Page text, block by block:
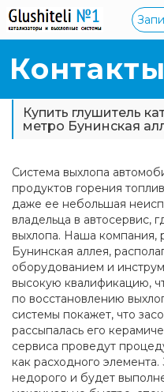
Контакты
Купить глушитель
метро Бунинская
Система выхлопа
продуктов горения
даже ее небольшая
владельца в автосервис,
выхлопа. Наша компания,
Бунинская аллея,
оборудованием и
высокую квалификацию,
по восстановлению
системы покажет, что
рассыпалась его
сервиса проведут
как расходного
недорого и будет